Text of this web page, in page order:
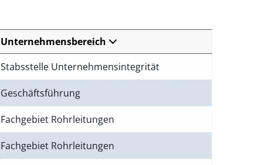
Unternehmensbereich
Stabsstelle Unternehmensintegrität
Geschäftsführung
Fachgebiet Rohrleitungen
Fachgebiet Rohrleitungen